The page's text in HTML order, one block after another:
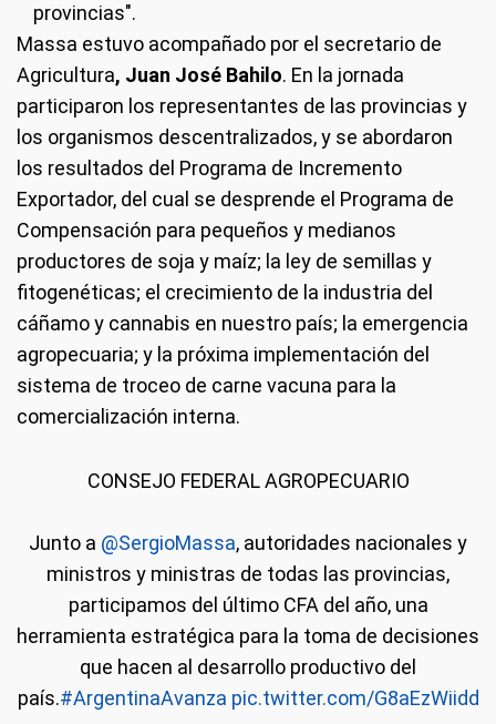
provincias".
Massa estuvo acompañado por el secretario de
Agricultura, Juan José Bahilo. En la jornada
participaron los representantes de las provincias y
los organismos descentralizados, y se abordaron
los resultados del Programa de Incremento
Exportador, del cual se desprende el Programa de
Compensación para pequeños y medianos
productores de soja y maíz; la ley de semillas y
fitogenéticas; el crecimiento de la industria del
cáñamo y cannabis en nuestro país; la emergencia
agropecuaria; y la próxima implementación del
sistema de troceo de carne vacuna para la
comercialización interna.
CONSEJO FEDERAL AGROPECUARIO
Junto a @SergioMassa, autoridades nacionales y
ministros y ministras de todas las provincias,
participamos del último CFA del año, una
herramienta estratégica para la toma de decisiones
que hacen al desarrollo productivo del
país.#ArgentinaAvanza pic.twitter.com/G8aEzWiidd